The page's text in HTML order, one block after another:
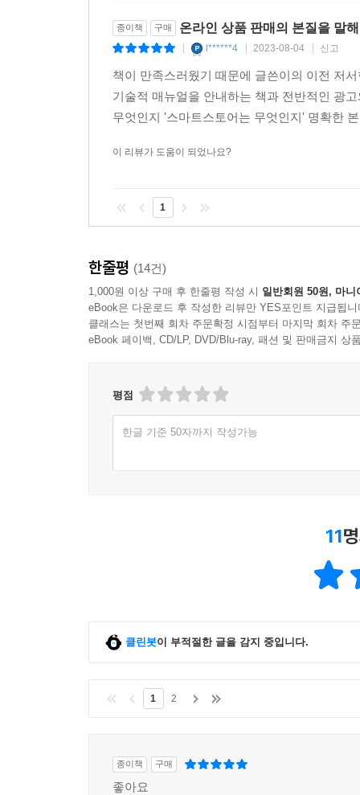
종이책 구매 온라인 상품 판매의 본질을 말
l******4 2023-08-04 신고
책이 만족스러웠기 때문에 글쓴이의 이전 저
기술적 매뉴얼을 안내하는 책과 전반적인 광
무엇인지 '스마트스토어는 무엇인지' 명확한
이 리뷰가 도움이 되었나요?
1
한줄평 (14건)
1,000원 이상 구매 후 한줄평 작성 시 일반회원 50원, 마니
eBook은 다운로드 후 작성한 리뷰만 YES포인트 지급됩니
클래스는 첫번째 회차 주문확정 시점부터 마지막 회차 주
eBook 페이백, CD/LP, DVD/Blu-ray, 패션 및 판매금지 상
평점
한글 기준 50자까지 작성가능
11
클린봇이 부적절한 글을 감지 중입니다.
1 2
종이책 구매
좋아요